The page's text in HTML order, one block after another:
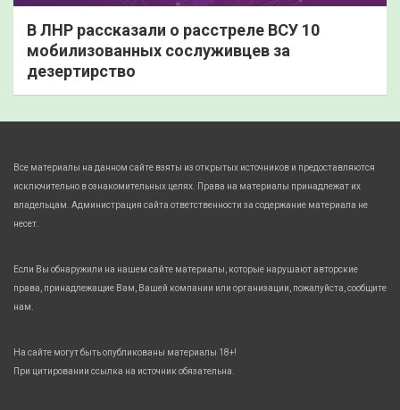
В ЛНР рассказали о расстреле ВСУ 10
мобилизованных сослуживцев за
дезертирство
Все материалы на данном сайте взяты из открытых источников и предоставляются
исключительно в ознакомительных целях. Права на материалы принадлежат их
владельцам. Администрация сайта ответственности за содержание материала не
несет.
Если Вы обнаружили на нашем сайте материалы, которые нарушают авторские
права, принадлежащие Вам, Вашей компании или организации, пожалуйста, сообщите
нам.
На сайте могут быть опубликованы материалы 18+!
При цитировании ссылка на источник обязательна.